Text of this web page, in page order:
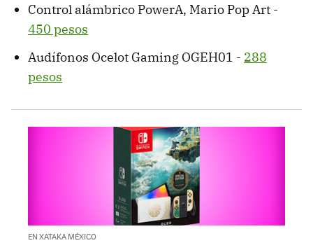
Control alámbrico PowerA, Mario Pop Art -
450 pesos
Audífonos Ocelot Gaming OGEH01 - 288
pesos
EN XATAKA MÉXICO